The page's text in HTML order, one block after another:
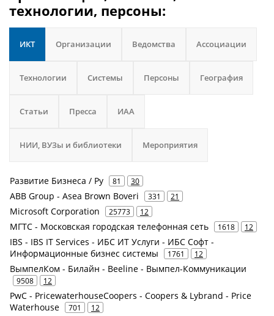
технологии, персоны:
ИКТ Организации Ведомства Ассоциации
Технологии Системы Персоны География
Статьи Пресса ИАА
НИИ, ВУЗы и библиотеки Мероприятия
Развитие Бизнеса / Ру 81 30
ABB Group - Asea Brown Boveri 331 21
Microsoft Corporation 25773 12
МГТС - Московская городская телефонная сеть 1618 12
IBS - IBS IT Services - ИБС ИТ Услуги - ИБС Софт -
Информационные бизнес системы
1761 12
ВымпелКом - Билайн - Beeline - Вымпел-Коммуникации
9508 12
PwC - PricewaterhouseCoopers - Coopers & Lybrand - Price
Waterhouse
701 12